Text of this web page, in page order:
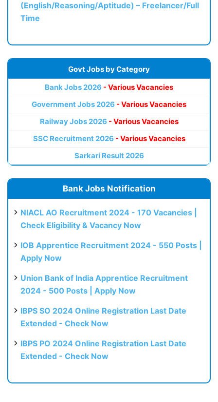
(English/Reasoning/Aptitude) – Freelancer/Full
Time
Govt Jobs by Category
Bank Jobs 2026 - Various Vacancies
Government Jobs 2026 - Various Vacancies
Railway Jobs 2026 - Various Vacancies
SSC Recruitment 2026 - Various Vacancies
Sarkari Result 2026
Bank Jobs Notification
NIACL AO Recruitment 2024 - 170 Vacancies |
Check Eligibility & Vacancy Now
IOB Apprentice Recruitment 2024 - 550 Posts |
Apply Now
Union Bank of India Apprentice Recruitment
2024 - 500 Posts | Apply Now
IBPS SO 2024 Online Registration Last Date
Extended - Check Now
IBPS PO 2024 Online Registration Last Date
Extended - Check Now